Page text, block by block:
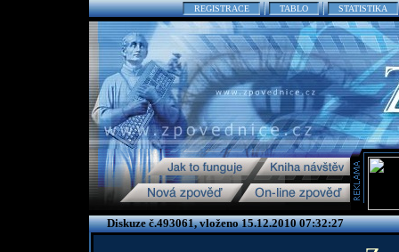
REGISTRACE TABLO STATISTIKA
Diskuze č.493061, vloženo 15.12.2010 07:32:27